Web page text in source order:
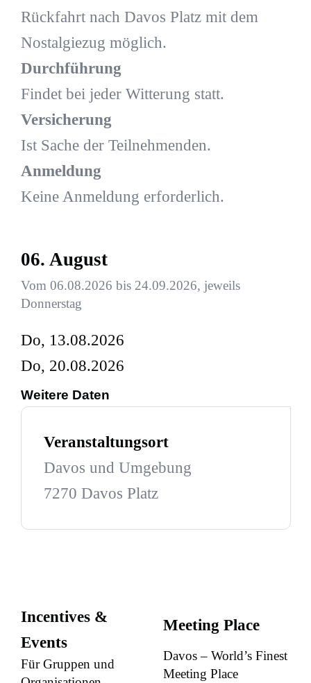
Rückfahrt nach Davos Platz mit dem
Nostalgiezug möglich.
Durchführung
Findet bei jeder Witterung statt.
Versicherung
Ist Sache der Teilnehmenden.
Anmeldung
Keine Anmeldung erforderlich.
06. August
Vom 06.08.2026 bis 24.09.2026, jeweils
Donnerstag
Do, 13.08.2026
Do, 20.08.2026
Weitere Daten
Veranstaltungsort
Davos und Umgebung
7270 Davos Platz
Incentives &
Events
Für Gruppen und
Meeting Place
Davos – World’s Finest
Meeting Place